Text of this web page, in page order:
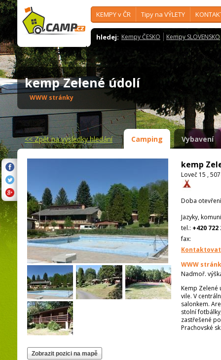
KEMPY v ČR Tipy na VÝLETY
hledej: Kempy ČESKO Kempy SLOVENSKO
kemp Zelené údolí
WWW stránky
<<Zpět na výsledky hledání Camping Vybavení
kemp
Loveč 15 ,
Doba
Jazyky,
tel.: +420 722
fax:
WWW
Nadmoř.
Kemp Zelené
vile. V
salonkem.
stolní
zastřešené
Prachovské